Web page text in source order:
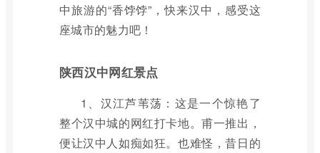
中旅游的“香饽饽”，快来汉中，感受这
座城市的魅力吧！
陕西汉中网红景点
1、汉江芦苇荡：这是一个惊艳了
整个汉中城的网红打卡地。甫一推出，
便让汉中人如痴如狂。也难怪，昔日的